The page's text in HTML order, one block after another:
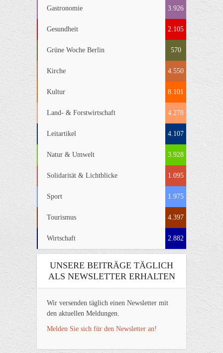
Gastronomie 3.926
Gesundheit 2.105
Grüne Woche Berlin 570
Kirche 4.550
Kultur 8.101
Land- & Forstwirtschaft 4.278
Leitartikel 4.107
Natur & Umwelt 3.928
Solidarität & Lichtblicke 1.095
Sport 1.975
Tourismus 4.397
Wirtschaft 2.882
UNSERE BEITRÄGE TÄGLICH
ALS NEWSLETTER ERHALTEN
Wir versenden täglich einen Newsletter mit
den aktuellen Meldungen.
Melden Sie sich für den Newsletter an!